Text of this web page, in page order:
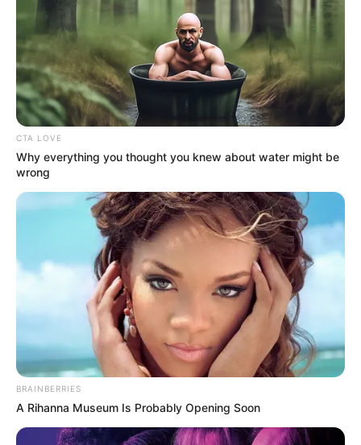
CTA LOVE
Why everything you thought you knew about water might be
wrong
BRAINBERRIES
A Rihanna Museum Is Probably Opening Soon